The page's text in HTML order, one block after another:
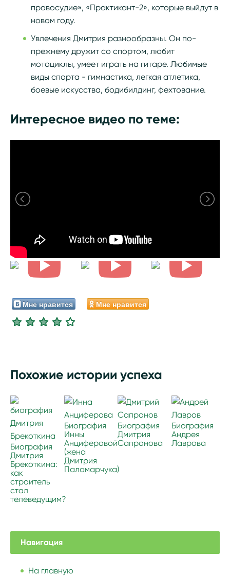
правосудие», «Практикант-2», которые выйдут в
новом году.
Увлечения Дмитрия разнообразны. Он по-
прежнему дружит со спортом, любит
мотоциклы, умеет играть на гитаре. Любимые
виды спорта - гимнастика, легкая атлетика,
боевые искусства, бодибилдинг, фехтование.
Интересное видео по теме:
Мне нравится Мне нравится
Похожие истории успеха
Биография
Дмитрия
Брекоткина:
как
строитель
стал
телеведущим?
Биография
Инны
Анциферовой
(жена
Дмитрия
Паламарчука)
Биография
Дмитрия
Сапронова
Биография
Андрея
Лаврова
Навигация
На главную